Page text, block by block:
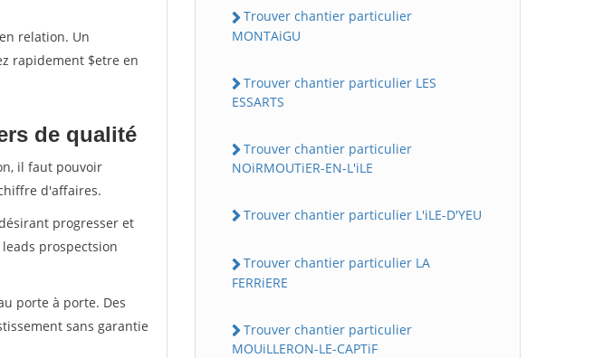
relation. Un
rapidement $etre en
de qualité
il faut pouvoir
d'affaires.
progresser et
prospectsion
porte à porte. Des
sans garantie
Trouver chantier particulier
MONTAiGU
Trouver chantier particulier LES
ESSARTS
Trouver chantier particulier
NOiRMOUTiER-EN-L'iLE
Trouver chantier particulier L'iLE-D'YEU
Trouver chantier particulier LA
FERRiERE
Trouver chantier particulier
MOUiLLERON-LE-CAPTiF